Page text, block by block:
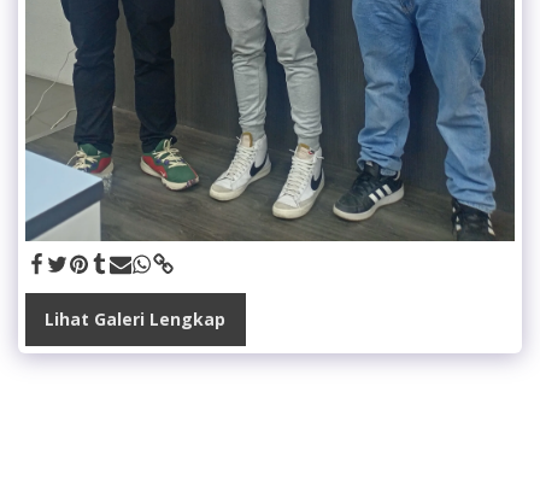
Lihat Galeri Lengkap